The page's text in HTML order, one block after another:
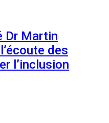
Dr Martin
des
l’inclusion